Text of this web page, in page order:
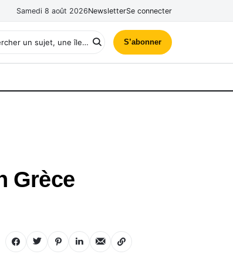
Samedi 8 août 2026NewsletterSe connecter
S’abonner
Grèce